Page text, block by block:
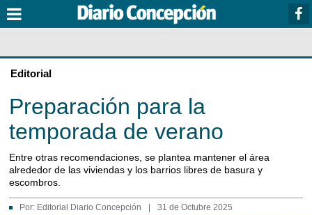
Editorial
Preparación para la
temporada de verano
Entre otras recomendaciones, se plantea mantener el área
alrededor de las viviendas y los barrios libres de basura y
escombros.
Por: Editorial Diario Concepción 31 de Octubre 2025